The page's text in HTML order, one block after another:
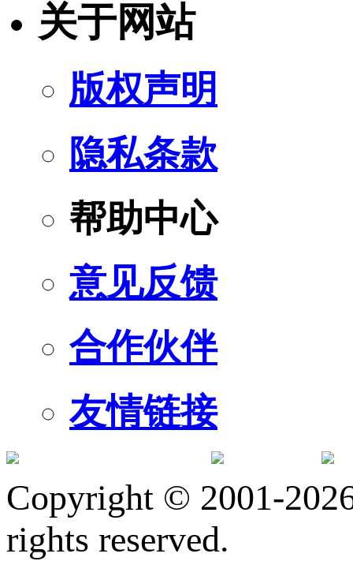
关于网站
版权声明
隐私条款
帮助中心
意见反馈
合作伙伴
友情链接
Copyright © 2001-
rights reserved.